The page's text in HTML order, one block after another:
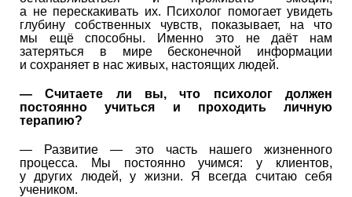
а не перескакивать их. Психолог помогает увидеть
глубину собственных чувств, показывает, на что
мы ещё способны. Именно это не даёт нам
затеряться в мире бесконечной информации
и сохраняет в нас живых, настоящих людей.
—Считаете ли вы, что психолог должен
постоянно учиться и проходить личную
терапию?
— Развитие — это часть нашего жизненного
процесса. Мы постоянно учимся: у клиентов,
у других людей, у жизни. Я всегда считаю себя
учеником.